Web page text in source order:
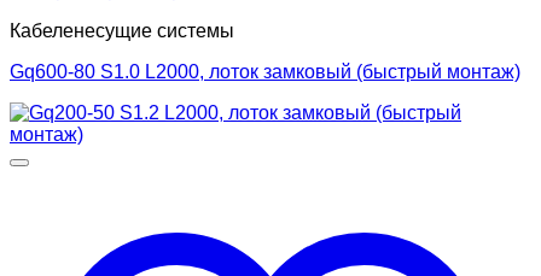
Кабеленесущие системы
Gq600-80 S1.0 L2000, лоток замковый (быстрый монтаж)